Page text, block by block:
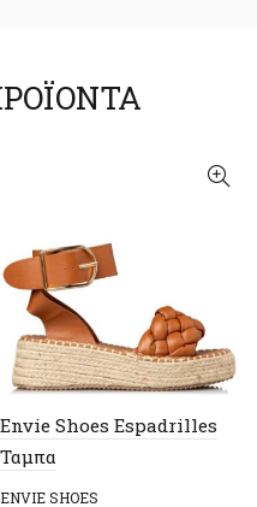
Envie Shoes Espadrilles
Ταμπα
ENVIE SHOES